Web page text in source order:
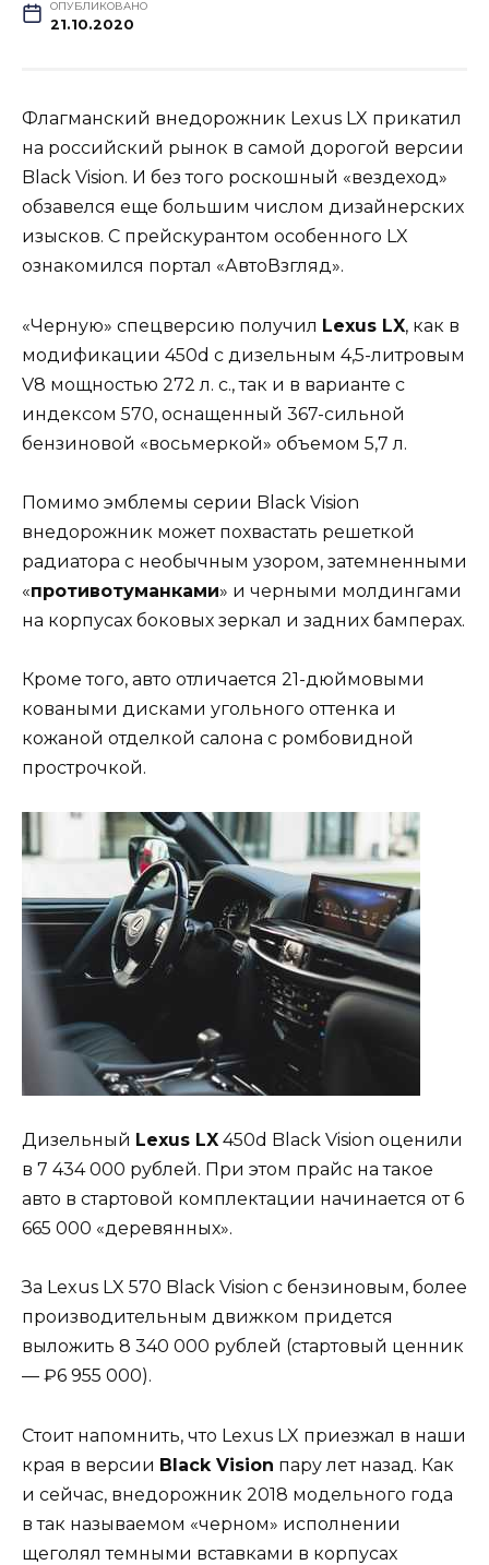
ОПУБЛИКОВАНО
21.10.2020
Флагманский внедорожник Lexus LX прикатил
на российский рынок в самой дорогой версии
Black Vision. И без того роскошный «вездеход»
обзавелся еще большим числом дизайнерских
изысков. С прейскурантом особенного LX
ознакомился портал «АвтоВзгляд».
«Черную» спецверсию получил Lexus LX, как в
модификации 450d с дизельным 4,5-литровым
V8 мощностью 272 л. с., так и в варианте с
индексом 570, оснащенный 367-сильной
бензиновой «восьмеркой» объемом 5,7 л.
Помимо эмблемы серии Black Vision
внедорожник может похвастать решеткой
радиатора с необычным узором, затемненными
«противотуманками» и черными молдингами
на корпусах боковых зеркал и задних бамперах.
Кроме того, авто отличается 21-дюймовыми
коваными дисками угольного оттенка и
кожаной отделкой салона с ромбовидной
прострочкой.
Дизельный Lexus LX 450d Black Vision оценили
в 7 434 000 рублей. При этом прайс на такое
авто в стартовой комплектации начинается от 6
665 000 «деревянных».
За Lexus LX 570 Black Vision с бензиновым, более
производительным движком придется
выложить 8 340 000 рублей (стартовый ценник
— ₽6 955 000).
Стоит напомнить, что Lexus LX приезжал в наши
края в версии Black Vision пару лет назад. Как
и сейчас, внедорожник 2018 модельного года
в так называемом «черном» исполнении
щеголял темными вставками в корпусах